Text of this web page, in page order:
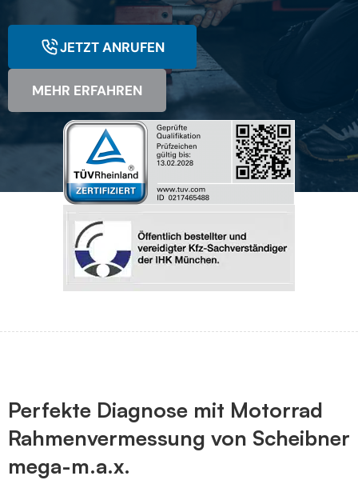
JETZT ANRUFEN
MEHR ERFAHREN
Perfekte Diagnose mit Motorrad
Rahmenvermessung von Scheibner
mega-m.a.x.